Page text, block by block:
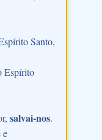
Santo,
Espírito
salvai-nos.
e